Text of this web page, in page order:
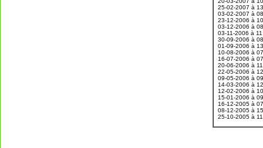
25-02-2007 à
03-02-2007 à
23-12-2006 à
03-12-2006 à
03-11-2006 à
30-09-2006 à
01-09-2006 à
10-08-2006 à
16-07-2006 à
20-06-2006 à
22-05-2006 à
09-05-2006 à
14-03-2006 à
12-02-2006 à
15-01-2006 à
16-12-2005 à
08-12-2005 à
25-10-2005 à